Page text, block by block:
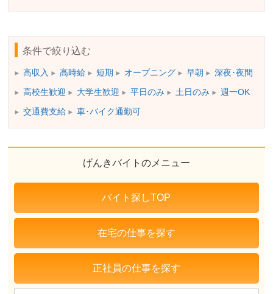
条件で絞り込む
高収入 高時給 短期 オープニング 早朝 深夜･夜間
高校生歓迎 大学生歓迎 平日のみ 土日のみ 週一OK
交通費支給 車･バイク通勤可
げんきバイトのメニュー
バイト探しTOP
在宅の仕事を探す
正社員の仕事を探す